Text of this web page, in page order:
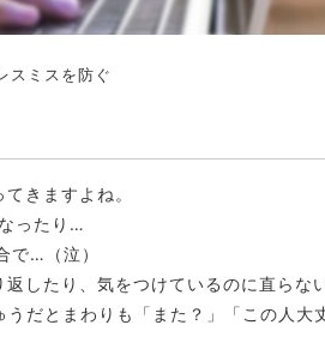
スミスを防ぐ
きますよね。
ったり…
で…（泣）
したり、気をつけているのに直らな
だとまわりも「また？」「この人大